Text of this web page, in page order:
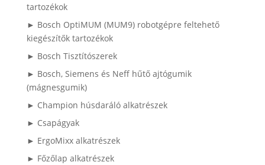
tartozékok
► Bosch OptiMUM (MUM9) robotgépre feltehető
kiegészítők tartozékok
► Bosch Tisztítószerek
► Bosch, Siemens és Neff hűtő ajtógumik
(mágnesgumik)
► Champion húsdaráló alkatrészek
► Csapágyak
► ErgoMixx alkatrészek
► Főzőlap alkatrészek